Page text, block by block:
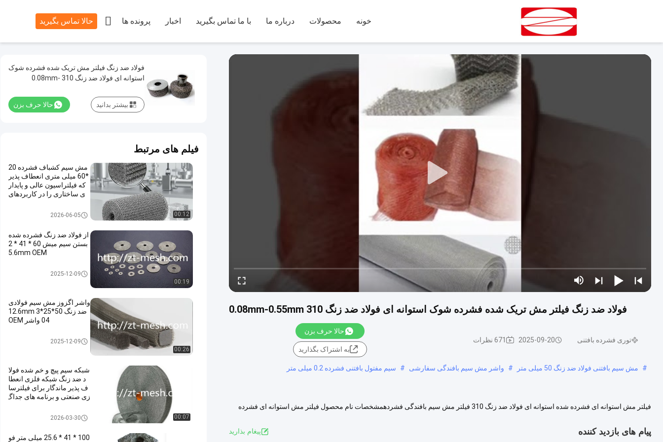
خونه محصولات درباره ما با ما تماس بگیرید اخبار پرونده ها حالا تماس بگیرید 
فولاد ضد زنگ فیلتر مش تریک شده فشرده شوک استوانه ای فولاد ضد زنگ 310 0.08mm-0.55mm
توری فشرده بافتنی 2025-09-20 671 نظرات
حالا حرف بزن
به اشتراک بگذارید
# مش سیم بافتنی فولاد ضد زنگ 50 میلی متر # واشر مش سیم بافندگی سفارشی # سیم مفتول بافتنی فشرده 0.2 میلی متر
فیلتر مش استوانه ای فشرده شده استوانه ای فولاد ضد زنگ 310 فیلتر مش سیم بافندگی فشردهمشخصات نام محصول فیلتر مش استوانه ای فشرده
پیام های بازدید کننده پيغام بذاريد
فولاد ضد زنگ فیلتر مش تریک شده فشرده شوک
استوانه ای فولاد ضد زنگ 310 0.08mm-
حالا حرف بزن بیشتر بدانید
فیلم های مرتبط
00:12
مش سیم کشباف فشرده 20
*60 میلی متری انعطاف پذیر
که فیلتراسیون عالی و پایدار
ی ساختاری را در کاربردهای
توری فشرده بافتنی2026-06-05
00:19
از فولاد ضد زنگ فشرده شده
بستن سیم میش 60 * 41 * 2
5.6mm OEM
توری فشرده بافتنی2025-12-09
00:26
واشر اگزوز مش سیم فولادی
ضد زنگ 50*25*12.6mm 3
04 واشر OEM
توری فشرده بافتنی2025-12-09
00:07
شبکه سیم پیچ و خم شده فولا
د ضد زنگ شبکه فلزی انعطا
ف پذیر ماندگار برای فیلترسا
زی صنعتی و برنامه های جداگ
توری فشرده بافتنی2026-03-30
100 * 41 * 25.6 میلی متر فو